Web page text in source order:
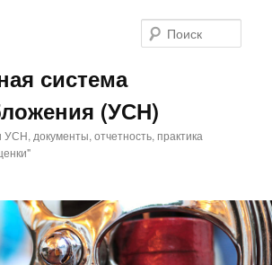
система
(УСН)
документы, отчетность, практика